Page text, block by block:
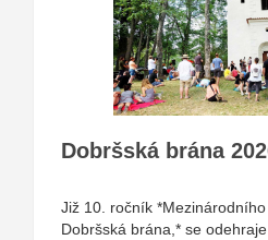
Dobršská brána
Již 10. ročník
Dobršská brána,* se